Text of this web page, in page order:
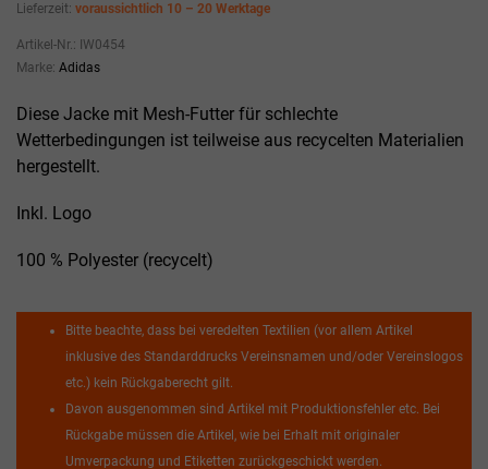
Lieferzeit: voraussichtlich 10 – 20 Werktage
Artikel-Nr.: IW0454
Marke: Adidas
Diese Jacke mit Mesh-Futter für schlechte
Wetterbedingungen ist teilweise aus recycelten Materialien
hergestellt.
Inkl. Logo
100 % Polyester (recycelt)
Bitte beachte, dass bei veredelten Textilien (vor allem Artikel
inklusive des Standarddrucks Vereinsnamen und/oder Vereinslogos
etc.) kein Rückgaberecht gilt.
Davon ausgenommen sind Artikel mit Produktionsfehler etc. Bei
Rückgabe müssen die Artikel, wie bei Erhalt mit originaler
Umverpackung und Etiketten zurückgeschickt werden.